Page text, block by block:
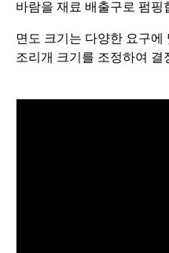
바람을 재료 배출구로 펌핑
면도 크기는 다양한 요구
조리개 크기를 조정하여 결